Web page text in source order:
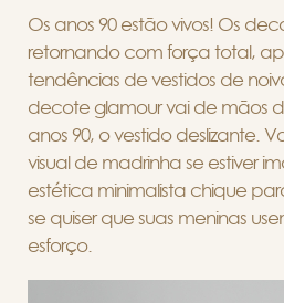
Os anos 90 estão vivos! Os
retornando com força total,
tendências de vestidos de
decote glamour vai de mãos
anos 90, o vestido deslizante.
visual de madrinha se estiver
estética minimalista chique
se quiser que suas meninas
esforço.